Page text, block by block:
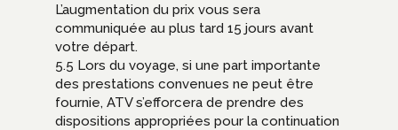
L’augmentation du prix vous sera
communiquée au plus tard 15 jours avant
votre départ.
5.5 Lors du voyage, si une part importante
des prestations convenues ne peut être
fournie, ATV s’efforcera de prendre des
dispositions appropriées pour la continuation